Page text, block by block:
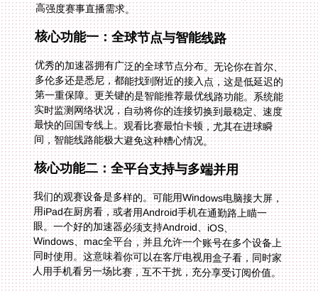
高强度赛事直播需求。
核心功能一：全球节点与智能线路
优秀的加速器拥有广泛的全球节点分布。无论你在首尔、
多伦多还是悉尼，都能找到附近的接入点，这是低延迟的
第一重保障。更关键的是智能推荐最优线路功能。系统能
实时监测网络状况，自动将你的连接切换到最稳定、速度
最快的回国专线上。观看比赛最怕卡顿，尤其在进球瞬
间，智能线路能极大避免这种糟心情况。
核心功能二：全平台支持与多端并用
我们的观赛设备是多样的。可能用Windows电脑接大屏，
用iPad在厨房看，或者用Android手机在通勤路上瞄一
眼。一个好的加速器必须支持Android、iOS、
Windows、mac全平台，并且允许一个账号在多个设备上
同时使用。这意味着你可以在客厅电视用盒子看，同时家
人用手机看另一场比赛，互不干扰，充分享受订阅价值。